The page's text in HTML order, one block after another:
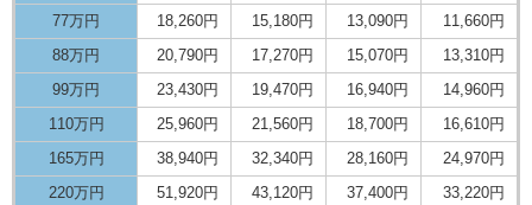
77万円 18,260円 15,180円 13,090円
11,660円
88万円
20,790円 17,270円 15,070円
13,310円
99万円
23,430円 19,470円 16,940円
14,960円
110万円
25,960円 21,560円 18,700円
16,610円
165万円
38,940円 32,340円 28,160円
24,970円
220万円
51,920円 43,120円 37,400円
33,220円